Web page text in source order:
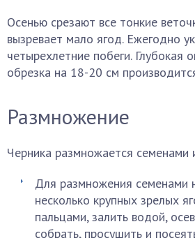
Осенью срезают все тонкие
вызревает мало ягод. Ежегодно
четырехлетние побеги.
обрезка на 18-20 см
Размножение
Черника размножается семенами
Для размножения семенами
несколько крупных зрелых
пальцами, залить водой,
собрать, просушить и